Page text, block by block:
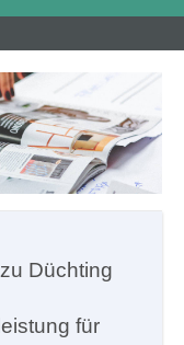
Düchting
für